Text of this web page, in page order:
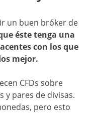
un buen bróker de
éste tenga una
con los que
mejor.
CFDs sobre
y pares de divisas.
pero esto